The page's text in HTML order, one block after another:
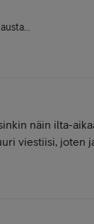
näin ilta-
viestiisi, joten